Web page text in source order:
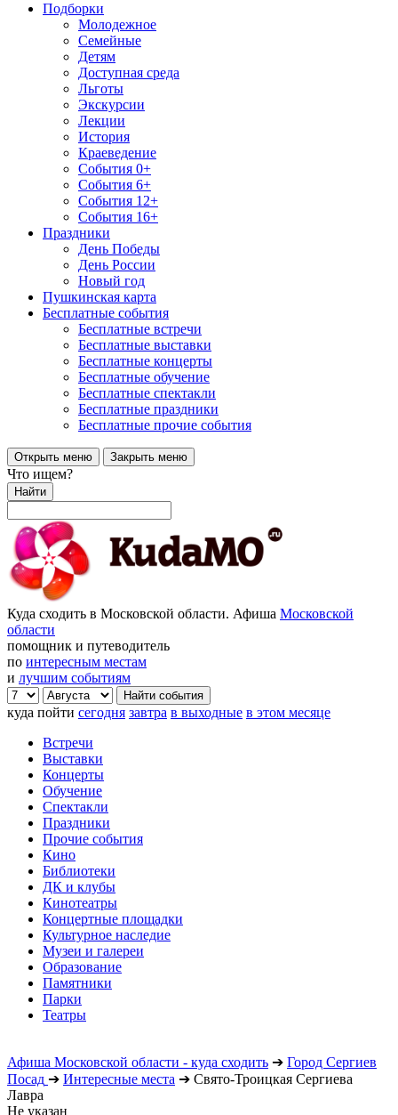
Подборки
Молодежное
Семейные
Детям
Доступная среда
Льготы
Экскурсии
Лекции
История
Краеведение
События 0+
События 6+
События 12+
События 16+
Праздники
День Победы
День России
Новый год
Пушкинская карта
Бесплатные события
Бесплатные встречи
Бесплатные выставки
Бесплатные концерты
Бесплатные обучение
Бесплатные спектакли
Бесплатные праздники
Бесплатные прочие события
Открыть меню Закрыть меню
Что ищем?
Найти
Куда сходить в Московской области. Афиша Московской
области
помощник и путеводитель
по интересным местам
и лучшим событиям
куда пойти сегодня завтра в выходные в этом месяце
Встречи
Выставки
Концерты
Обучение
Спектакли
Праздники
Прочие события
Кино
Библиотеки
ДК и клубы
Кинотеатры
Концертные площадки
Культурное наследие
Музеи и галереи
Образование
Памятники
Парки
Театры
Афиша Московской области - куда сходить ➔ Город Сергиев
Посад ➔ Интересные места ➔ Свято-Троицкая Сергиева
Лавра
Не указан